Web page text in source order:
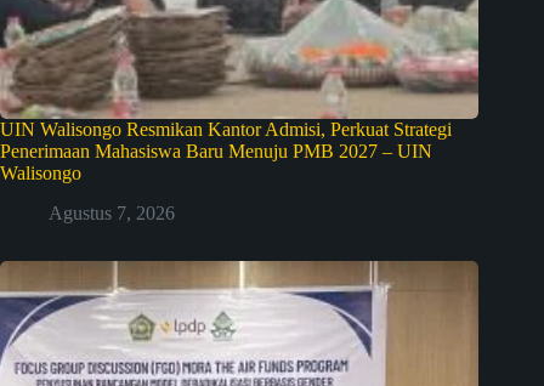
UIN Walisongo Resmikan Kantor Admisi, Perkuat Strategi
Penerimaan Mahasiswa Baru Menuju PMB 2027 – UIN
Walisongo
Agustus 7, 2026